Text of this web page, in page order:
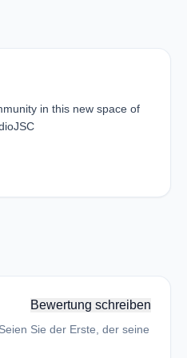
in this new space of
Bewertung schreiben
Sie der Erste, der seine